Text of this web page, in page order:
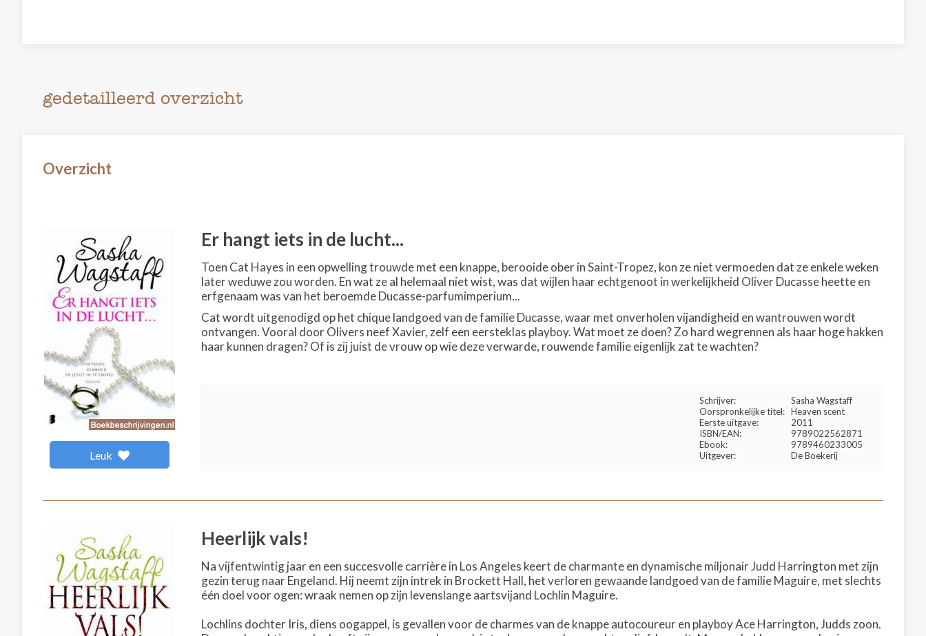
gedetailleerd overzicht
Overzicht
Leuk
Er hangt iets in de lucht...
Toen Cat Hayes in een opwelling trouwde met een knappe, berooide ober in Saint-Tropez, kon ze niet vermoeden dat ze enkele weken
later weduwe zou worden. En wat ze al helemaal niet wist, was dat wijlen haar echtgenoot in werkelijkheid Oliver Ducasse heette en
erfgenaam was van het beroemde Ducasse-parfumimperium...
Cat wordt uitgenodigd op het chique landgoed van de familie Ducasse, waar met onverholen vijandigheid en wantrouwen wordt
ontvangen. Vooral door Olivers neef Xavier, zelf een eersteklas playboy. Wat moet ze doen? Zo hard wegrennen als haar hoge hakken
haar kunnen dragen? Of is zij juist de vrouw op wie deze verwarde, rouwende familie eigenlijk zat te wachten?
Schrijver:
Sasha Wagstaff
Oorspronkelijke titel: Heaven scent
Eerste uitgave:
2011
ISBN/EAN:
9789022562871
Ebook:
9789460233005
Uitgever:
De Boekerij
Heerlijk vals!
Na vijfentwintig jaar en een succesvolle carrière in Los Angeles keert de charmante en dynamische miljonair Judd Harrington met zijn
gezin terug naar Engeland. Hij neemt zijn intrek in Brockett Hall, het verloren gewaande landgoed van de familie Maguire, met slechts
één doel voor ogen: wraak nemen op zijn levenslange aartsvijand Lochlin Maguire.
Lochlins dochter Iris, diens oogappel, is gevallen voor de charmes van de knappe autocoureur en playboy Ace Harrington, Judds zoon.